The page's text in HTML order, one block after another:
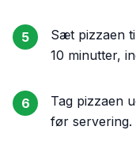
5
Sæt pizzaen
10 minutter,
6
Tag pizzaen
før servering.